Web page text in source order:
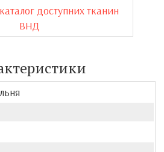
доступних тканин
ВНД